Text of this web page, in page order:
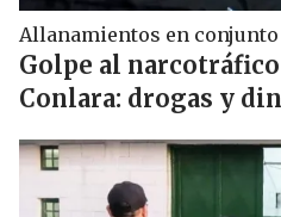
Allanamientos en conjunto
Golpe al narcotráfico
Conlara: drogas y